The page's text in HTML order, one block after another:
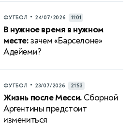
ФУТБОЛ • 24/07/2026 11:01
В нужное время в нужном
месте:зачем «Барселоне»
Адейеми?
ФУТБОЛ • 23/07/2026 21:53
Жизнь после Месси. Сборной
Аргентины предстоит
измениться